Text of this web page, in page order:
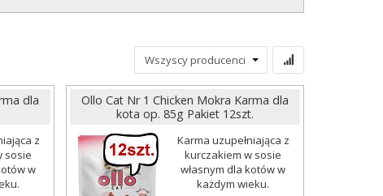
dla
z
sosie
w
Ollo Cat Nr 1 Chicken Mokra Karma dla
kota op. 85g Pakiet 12szt.
Karma uzupełniająca z
kurczakiem w sosie
własnym dla kotów w
każdym wieku.